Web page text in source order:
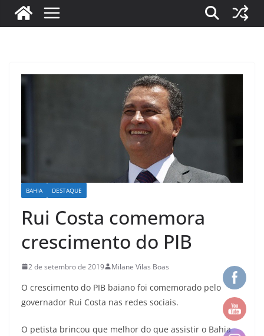
BAHIA DESTAQUE
Rui Costa comemora
crescimento do PIB
2 de setembro de 2019 Milane Vilas Boas
O crescimento do PIB baiano foi comemorado pelo
governador Rui Costa nas redes sociais.
O petista brincou que melhor do que assistir o Bahia